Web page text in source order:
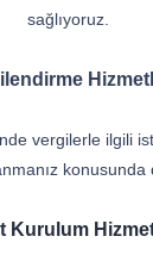
sağlıyoruz.
vergilerle ilgili
konusunda
Kurulum